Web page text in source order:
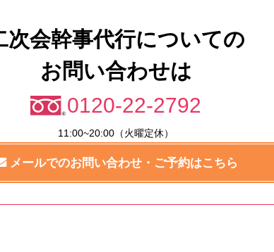
次会幹事代行についての
お問い合わせは
0120-22-2792
11:00~20:00（火曜定休）
メールでのお問い合わせ・ご予約はこちら